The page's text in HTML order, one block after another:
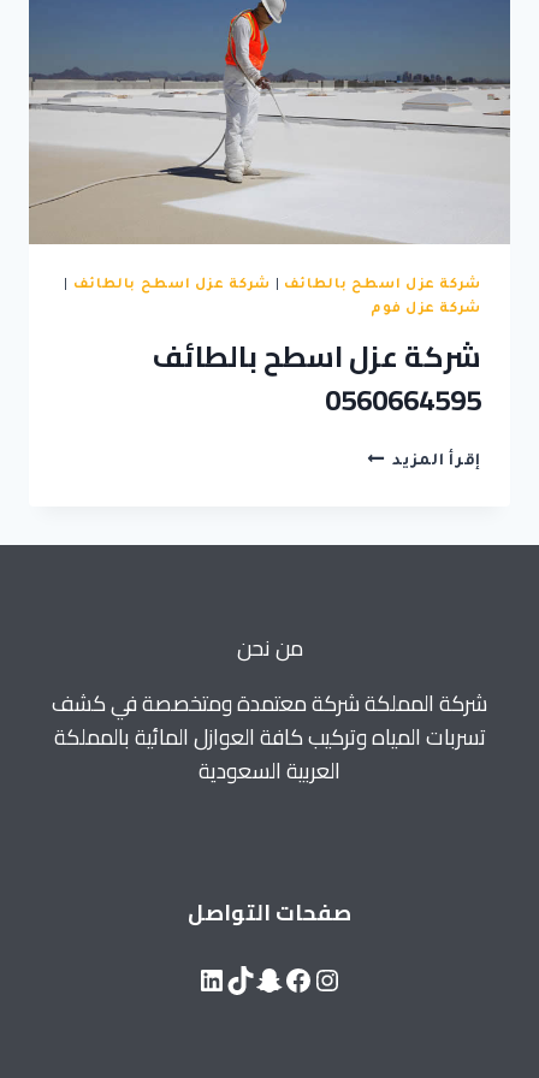
شركة عزل اسطح بالطائف شركة عزل اسطح بالطائف
شركة عزل فوم
شركة عزل اسطح بالطائف
0560664595
إقرأ المزيد شركة
من نحن
شركة المملكة شركة معتمدة ومتخصصة في كشف
تسربات المياه وتركيب كافة العوازل المائية بالمملكة
العربية السعودية
صفحات التواصل
Instagram
Facebook
Snapchat
TikTok
LinkedIn